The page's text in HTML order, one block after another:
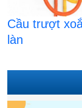
Cầu trượt
làn